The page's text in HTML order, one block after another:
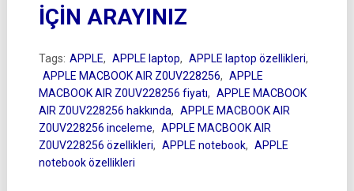
İÇİN ARAYINIZ
Tags: APPLE, APPLE laptop, APPLE laptop özellikleri,
APPLE MACBOOK AIR Z0UV228256, APPLE
MACBOOK AIR Z0UV228256 fiyatı, APPLE MACBOOK
AIR Z0UV228256 hakkında, APPLE MACBOOK AIR
Z0UV228256 inceleme, APPLE MACBOOK AIR
Z0UV228256 özellikleri, APPLE notebook, APPLE
notebook özellikleri